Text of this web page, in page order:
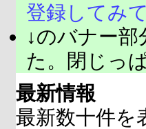
登録してみ
↓のバナー
た。閉じっ
最新情報
最新数十件を